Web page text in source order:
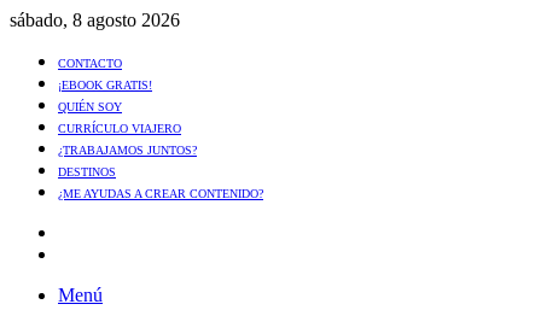
sábado, 8 agosto 2026
CONTACTO
¡EBOOK GRATIS!
QUIÉN SOY
CURRÍCULO VIAJERO
¿TRABAJAMOS JUNTOS?
DESTINOS
¿ME AYUDAS A CREAR CONTENIDO?
Menú